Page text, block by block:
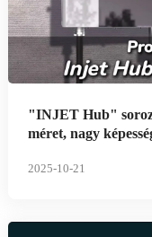
"INJET Hub"
méret, nagy
2025-10-21